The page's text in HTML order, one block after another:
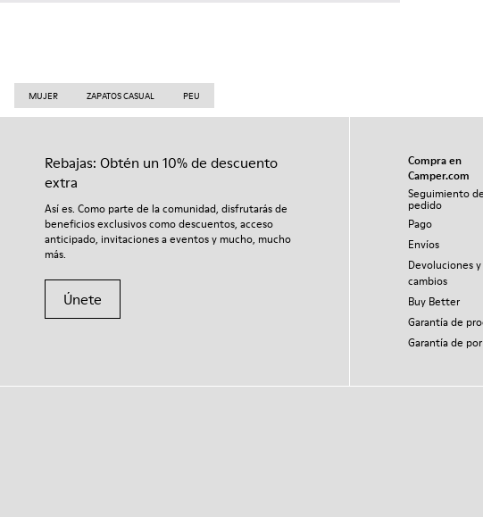
MUJER ZAPATOS CASUAL PEU
Rebajas: Obtén un 10% de descuento
extra
Así es. Como parte de la comunidad, disfrutarás de
beneficios exclusivos como descuentos, acceso
anticipado, invitaciones a eventos y mucho, mucho
más.
Únete
Compra en
Camper.com
Seguimiento
pedido
Pago
Envíos
Devoluciones y
cambios
Buy Better
Garantía de
Garantía de